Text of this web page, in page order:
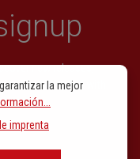
new releases,
become inspired with
la mejor
imprenta